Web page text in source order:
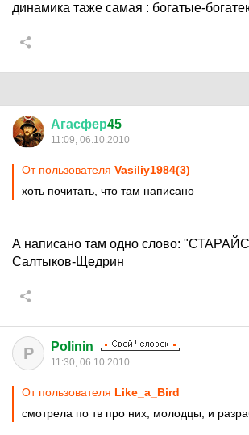
динамика таже самая : богатые-
Агасфер45
11:09, 06.10.2010
От пользователя Vasiliy1984(3)
хоть почитать, что там написано
А написано там одно слово:
Салтыков-Щедрин
P Polinin
11:30, 06.10.2010
От пользователя Like_a_Bird
смотрела по тв про них, молодцы, и